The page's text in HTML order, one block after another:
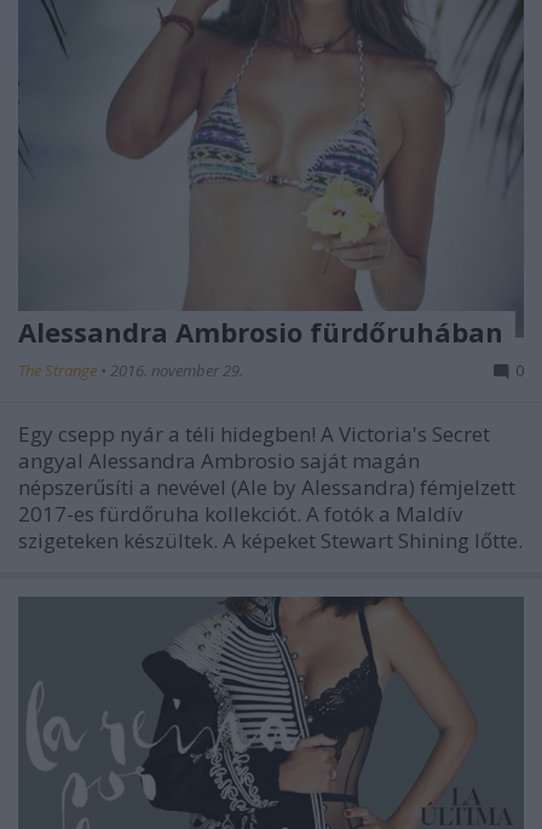
Alessandra Ambrosio fürdőruhában
The Strange • 2016. november 29. 0
Egy csepp nyár a téli hidegben! A Victoria's Secret
angyal Alessandra Ambrosio saját magán
népszerűsíti a nevével (Ale by Alessandra) fémjelzett
2017-es fürdőruha kollekciót. A fotók a Maldív
szigeteken készültek. A képeket Stewart Shining lőtte.